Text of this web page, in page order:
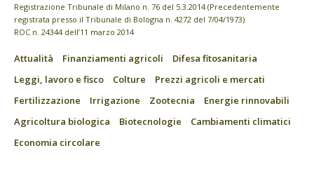
Registrazione Tribunale di Milano n. 76 del 5.3.2014 (Precedentemente
registrata presso il Tribunale di Bologna n. 4272 del 7/04/1973)
ROC n. 24344 dell’11 marzo 2014
Attualità Finanziamenti agricoli
Difesa fitosanitaria
Leggi, lavoro e fisco
Colture
Prezzi agricoli e mercati
Fertilizzazione
Irrigazione Zootecnia
Energie rinnovabili
Agricoltura biologica
Biotecnologie
Cambiamenti climatici
Economia circolare